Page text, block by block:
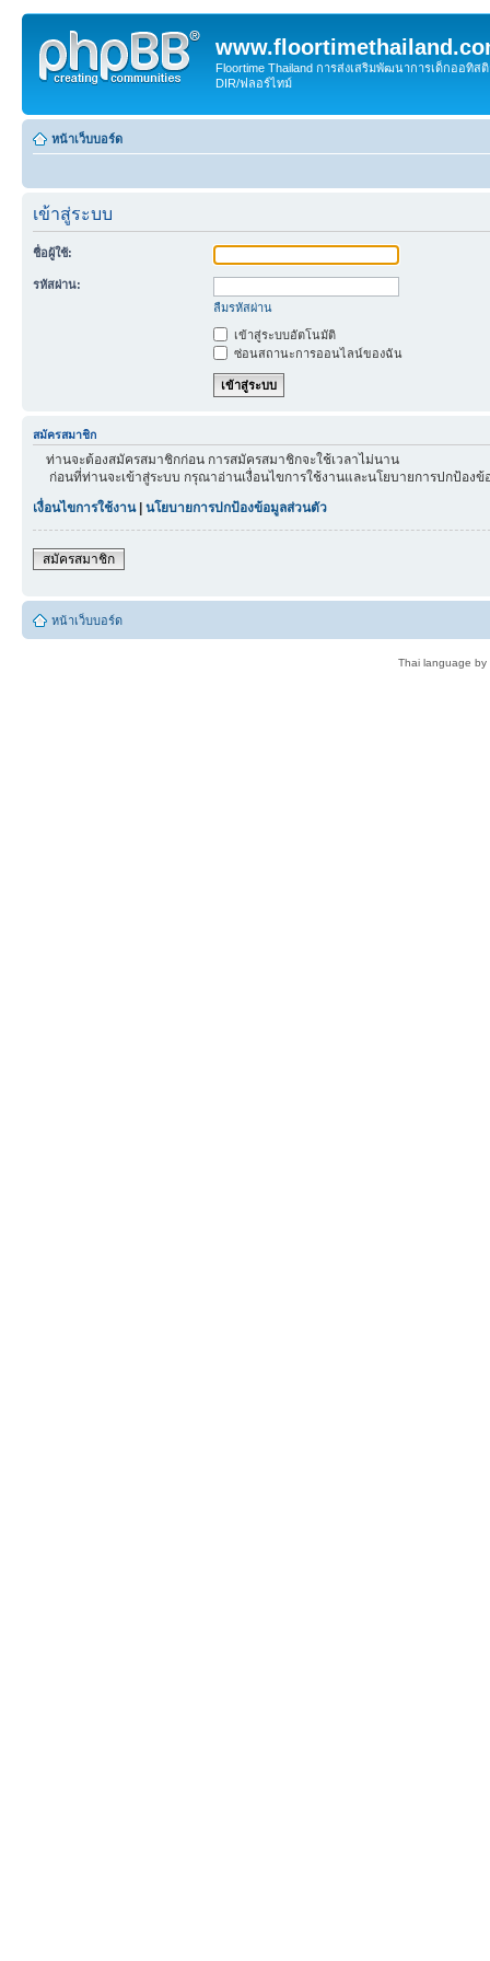
Floortime Thailand การส่งเสริมพัฒนาการเด็กออทิ
DIR/ฟลอร์ไทม์
หน้าเว็บบอร์ด
เข้าสู่ระบบ
ชื่อผู้ใช้:
รหัสผ่าน:
ลืมรหัสผ่าน
เข้าสู่ระบบอัตโนมัติ
ซ่อนสถานะการออนไลน์ของฉัน
สมัครสมาชิก
ท่านจะต้องสมัครสมาชิกก่อน การสมัครสมาชิกจะใช้เวลาไม่นาน
ก่อนที่ท่านจะเข้าสู่ระบบ กรุณาอ่านเงื่อนไขการใช้งานและนโยบายการปกป้อง
เงื่อนไขการใช้งาน| นโยบายการปกป้องข้อมูลส่วนตัว
สมัครสมาชิก
หน้าเว็บบอร์ด
Thai language by